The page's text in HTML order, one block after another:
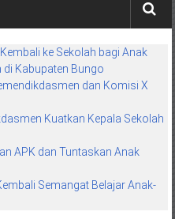
ke Sekolah bagi Anak
di Kabupaten Bungo
dan Komisi X
Kuatkan Kepala Sekolah
APK dan Tuntaskan Anak
Semangat Belajar Anak-